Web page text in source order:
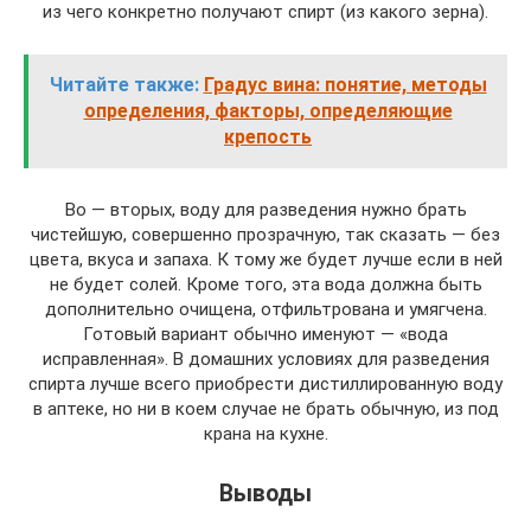
из чего конкретно получают спирт (из какого зерна).
Читайте также: Градус вина: понятие, методы
определения, факторы, определяющие
крепость
Во — вторых, воду для разведения нужно брать
чистейшую, совершенно прозрачную, так сказать — без
цвета, вкуса и запаха. К тому же будет лучше если в ней
не будет солей. Кроме того, эта вода должна быть
дополнительно очищена, отфильтрована и умягчена.
Готовый вариант обычно именуют — «вода
исправленная». В домашних условиях для разведения
спирта лучше всего приобрести дистиллированную воду
в аптеке, но ни в коем случае не брать обычную, из под
крана на кухне.
Выводы